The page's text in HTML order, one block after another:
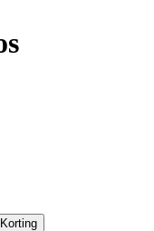
Korting